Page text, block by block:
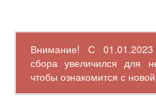
Внимание! С 01.01.2023
сбора увеличился для
чтобы ознакомится с